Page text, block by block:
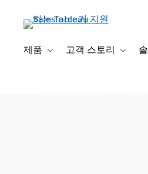
제품 Toggle sub-navigation for 제품
고객 스토리 Toggle